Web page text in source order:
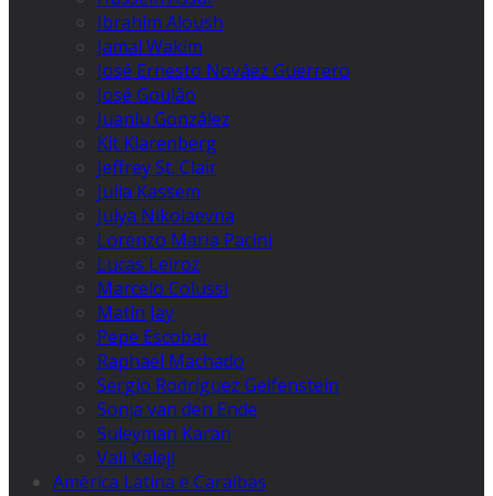
Ibrahim Aloush
Jamal Wakim
José Ernesto Nováez Guerrero
José Goulão
Juanlu González
Kit Klarenberg
Jeffrey St. Clair
Julia Kassem
Julya Nikolaevna
Lorenzo Maria Pacini
Lucas Leiroz
Marcelo Colussi
Matin Jay
Pepe Escobar
Raphael Machado
Sergio Rodríguez Gelfenstein
Sonja van den Ende
Suleyman Karan
Vali Kaleji
América Latina e Caraíbas